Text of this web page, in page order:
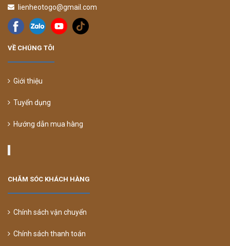
lienheotogo@gmail.com
VỀ CHÚNG TÔI
Giới thiệu
Tuyển dụng
Hướng dẫn mua hàng
CHĂM SÓC KHÁCH HÀNG
Chính sách vận chuyển
Chính sách thanh toán